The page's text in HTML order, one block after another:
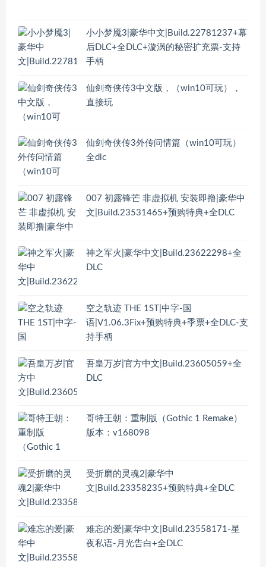
小小梦魇3|豪华中文|Build.22781237+幕
后DLC+全DLC+漩涡的秘密扩充票-支持
手柄
仙剑奇侠传3中文版，（win10可玩），
直接玩
仙剑奇侠传3外传问情篇（win10可玩）
全dlc
007 初露锋芒 非虚拟机 安装即撸|豪华中
文|Build.23531465+预购特典+全DLC
神之军火|豪华中文|Build.23622298+全
DLC
空之轨迹 THE 1ST|中字-国
语|V1.06.3Fix+预购特典+季票+全DLC-支
持手柄
吾皇万岁|官方中文|Build.23605059+全
DLC
哥特王朝：重制版（Gothic 1 Remake）
版本：v168098
受折磨的灵魂2|豪华中
文|Build.23358235+预购特典+全DLC
难忘的爱|豪华中文|Build.23558171-星
夜私语-月光告白+全DLC